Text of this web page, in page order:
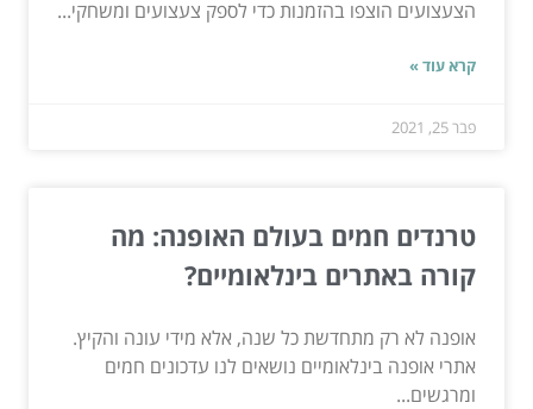
הצעצועים הוצפו בהזמנות כדי לספק צעצועים ומשחקי...
קרא עוד »
פבר 25, 2021
טרנדים חמים בעולם האופנה: מה
קורה באתרים בינלאומיים?
אופנה לא רק מתחדשת כל שנה, אלא מידי עונה והקיץ.
אתרי אופנה בינלאומיים נושאים לנו עדכונים חמים
ומרגשים...